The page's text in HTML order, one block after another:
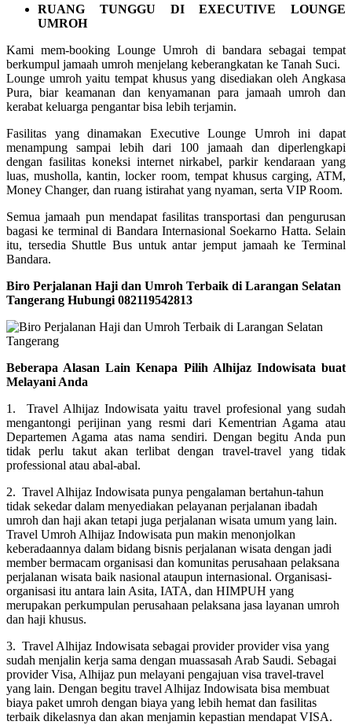
RUANG TUNGGU DI EXECUTIVE LOUNGE
UMROH
Kami mem-booking Lounge Umroh di bandara sebagai tempat
berkumpul jamaah umroh menjelang keberangkatan ke Tanah Suci.
Lounge umroh yaitu tempat khusus yang disediakan oleh Angkasa
Pura, biar keamanan dan kenyamanan para jamaah umroh dan
kerabat keluarga pengantar bisa lebih terjamin.
Fasilitas yang dinamakan Executive Lounge Umroh ini dapat
menampung sampai lebih dari 100 jamaah dan diperlengkapi
dengan fasilitas koneksi internet nirkabel, parkir kendaraan yang
luas, musholla, kantin, locker room, tempat khusus carging, ATM,
Money Changer, dan ruang istirahat yang nyaman, serta VIP Room.
Semua jamaah pun mendapat fasilitas transportasi dan pengurusan
bagasi ke terminal di Bandara Internasional Soekarno Hatta. Selain
itu, tersedia Shuttle Bus untuk antar jemput jamaah ke Terminal
Bandara.
Biro Perjalanan Haji dan Umroh Terbaik di Larangan Selatan
Tangerang Hubungi 082119542813
Beberapa Alasan Lain Kenapa Pilih Alhijaz Indowisata buat
Melayani Anda
1. Travel Alhijaz Indowisata yaitu travel profesional yang sudah
mengantongi perijinan yang resmi dari Kementrian Agama atau
Departemen Agama atas nama sendiri. Dengan begitu Anda pun
tidak perlu takut akan terlibat dengan travel-travel yang tidak
professional atau abal-abal.
2. Travel Alhijaz Indowisata punya pengalaman bertahun-tahun
tidak sekedar dalam menyediakan pelayanan perjalanan ibadah
umroh dan haji akan tetapi juga perjalanan wisata umum yang lain.
Travel Umroh Alhijaz Indowisata pun makin menonjolkan
keberadaannya dalam bidang bisnis perjalanan wisata dengan jadi
member bermacam organisasi dan komunitas perusahaan pelaksana
perjalanan wisata baik nasional ataupun internasional. Organisasi-
organisasi itu antara lain Asita, IATA, dan HIMPUH yang
merupakan perkumpulan perusahaan pelaksana jasa layanan umroh
dan haji khusus.
3. Travel Alhijaz Indowisata sebagai provider provider visa yang
sudah menjalin kerja sama dengan muassasah Arab Saudi. Sebagai
provider Visa, Alhijaz pun melayani pengajuan visa travel-travel
yang lain. Dengan begitu travel Alhijaz Indowisata bisa membuat
biaya paket umroh dengan biaya yang lebih hemat dan fasilitas
terbaik dikelasnya dan akan menjamin kepastian mendapat VISA.